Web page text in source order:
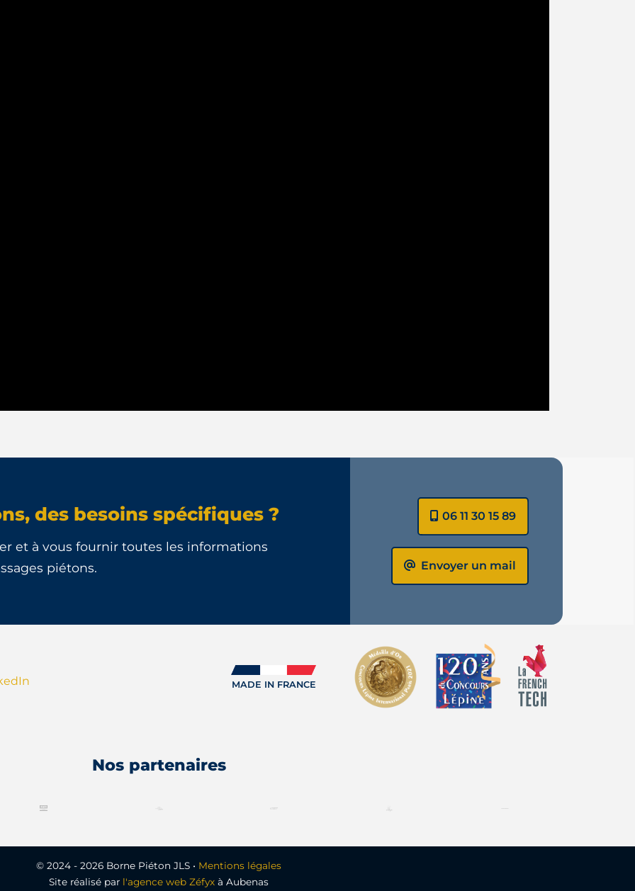
des besoins spécifiques ?
et à vous fournir toutes les informations
piétons.
06 11 30 15 89
Envoyer un mail
MADE IN FRANCE
Nos partenaires
© 2024 - 2026 Borne Piéton JLS • Mentions légales
Site réalisé par l'agence web Zéfyx à Aubenas